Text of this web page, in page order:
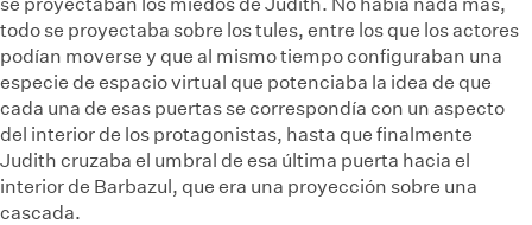
todo se proyectaba sobre los tules, entre los que los actores
podían moverse y que al mismo tiempo configuraban una
especie de espacio virtual que potenciaba la idea de que
cada una de esas puertas se correspondía con un aspecto
del interior de los protagonistas, hasta que finalmente
Judith cruzaba el umbral de esa última puerta hacia el
interior de Barbazul, que era una proyección sobre una
cascada.